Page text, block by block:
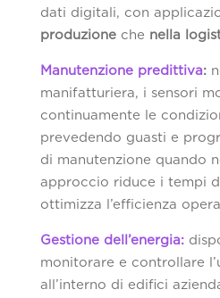
dati digitali, con
produzioneche nella
Manutenzione predittiva:
manifatturiera, i sensori
continuamente le
prevedendo guasti e
di manutenzione quando
approccio riduce i tempi
ottimizza l’efficienza
Gestione dell’energia:
monitorare e controllare
all’interno di edifici